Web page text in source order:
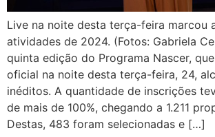
Live na noite desta terça-feira marcou
atividades de 2024. (Fotos: Gabriela
quinta edição do Programa Nascer,
oficial na noite desta terça-feira, 24,
inéditos. A quantidade de inscrições
de mais de 100%, chegando a 1.211
Destas, 483 foram selecionadas e […]